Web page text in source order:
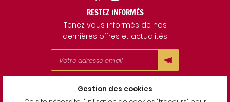
RESTEZ INFORMÉS
Tenez vous informés de nos
dernières offres et actualités
Mentions Légales
Gestion des cookies